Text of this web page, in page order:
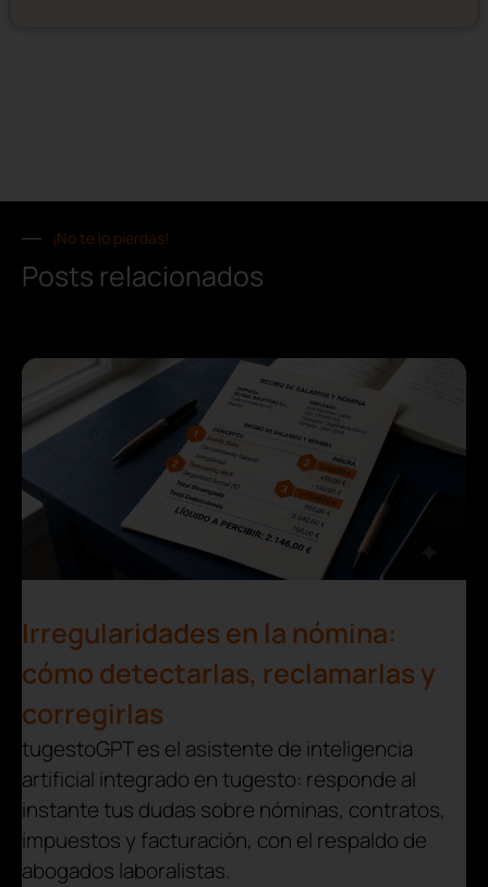
¡No te lo pierdas!
Posts relacionados
Irregularidades en la nómina:
cómo detectarlas, reclamarlas y
corregirlas
tugestoGPT es el asistente de inteligencia
artificial integrado en tugesto: responde al
instante tus dudas sobre nóminas, contratos,
impuestos y facturación, con el respaldo de
abogados laboralistas.